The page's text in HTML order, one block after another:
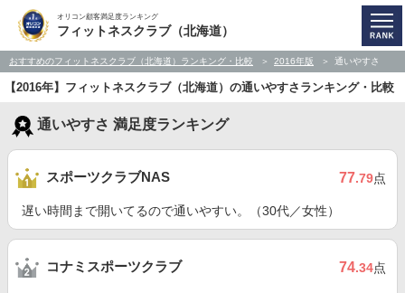
オリコン顧客満足度ランキング
フィットネスクラブ（北海道）
おすすめのフィットネスクラブ（北海道）ランキング・比較 2016年版 通いやすさ
【2016年】フィットネスクラブ（北海道）の通いやすさランキング・比較
通いやすさ 満足度ランキング
スポーツクラブNAS 77.79点
遅い時間まで開いてるので通いやすい。（30代／女性）
コナミスポーツクラブ 74.34点